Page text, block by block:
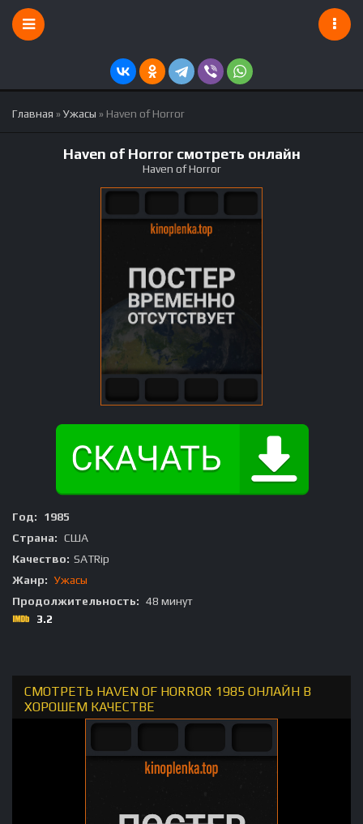
Главная »Ужасы » Haven of Horror
Haven of Horror смотреть онлайн
Haven of Horror
Год:
1985
Страна: США
Качество: SATRip
Жанр: Ужасы
Продолжительность: 48 минут
3.2
СМОТРЕТЬ HAVEN OF HORROR 1985 ОНЛАЙН В
ХОРОШЕМ КАЧЕСТВЕ